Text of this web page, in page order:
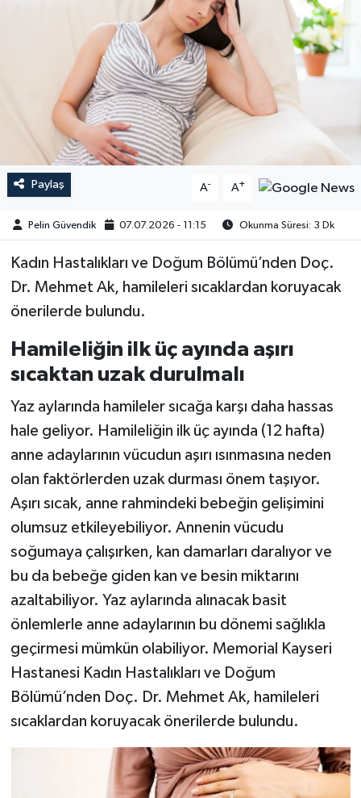
Paylaş A- A+
Pelin Güvendik 07.07.2026 - 11:15 Okunma Süresi: 3 Dk
Kadın Hastalıkları ve Doğum Bölümü’nden Doç.
Dr. Mehmet Ak, hamileleri sıcaklardan koruyacak
önerilerde bulundu.
Hamileliğin ilk üç ayında aşırı
sıcaktan uzak durulmalı
Yaz aylarında hamileler sıcağa karşı daha hassas
hale geliyor. Hamileliğin ilk üç ayında (12 hafta)
anne adaylarının vücudun aşırı ısınmasına neden
olan faktörlerden uzak durması önem taşıyor.
Aşırı sıcak, anne rahmindeki bebeğin gelişimini
olumsuz etkileyebiliyor. Annenin vücudu
soğumaya çalışırken, kan damarları daralıyor ve
bu da bebeğe giden kan ve besin miktarını
azaltabiliyor. Yaz aylarında alınacak basit
önlemlerle anne adaylarının bu dönemi sağlıkla
geçirmesi mümkün olabiliyor. Memorial Kayseri
Hastanesi Kadın Hastalıkları ve Doğum
Bölümü’nden Doç. Dr. Mehmet Ak, hamileleri
sıcaklardan koruyacak önerilerde bulundu.